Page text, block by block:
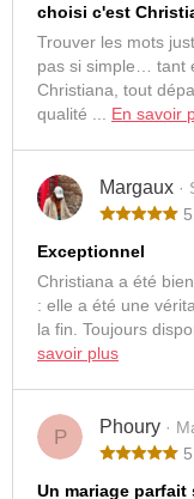
choisi c'est
Trouver les mots
pas si simple… tant
Christiana, tout
qualité ... En savoir
Margaux ·
Exceptionnel
Christiana a été
: elle a été une
la fin. Toujours
savoir plus
P Phoury ·
Un mariage